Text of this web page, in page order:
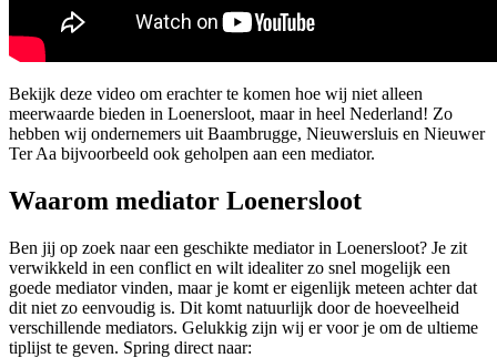
Bekijk deze video om erachter te komen hoe wij niet alleen
meerwaarde bieden in Loenersloot, maar in heel Nederland! Zo
hebben wij ondernemers uit Baambrugge, Nieuwersluis en Nieuwer
Ter Aa bijvoorbeeld ook geholpen aan een mediator.
Waarom mediator Loenersloot
Ben jij op zoek naar een geschikte mediator in Loenersloot? Je zit
verwikkeld in een conflict en wilt idealiter zo snel mogelijk een
goede mediator vinden, maar je komt er eigenlijk meteen achter dat
dit niet zo eenvoudig is. Dit komt natuurlijk door de hoeveelheid
verschillende mediators. Gelukkig zijn wij er voor je om de ultieme
tiplijst te geven. Spring direct naar: